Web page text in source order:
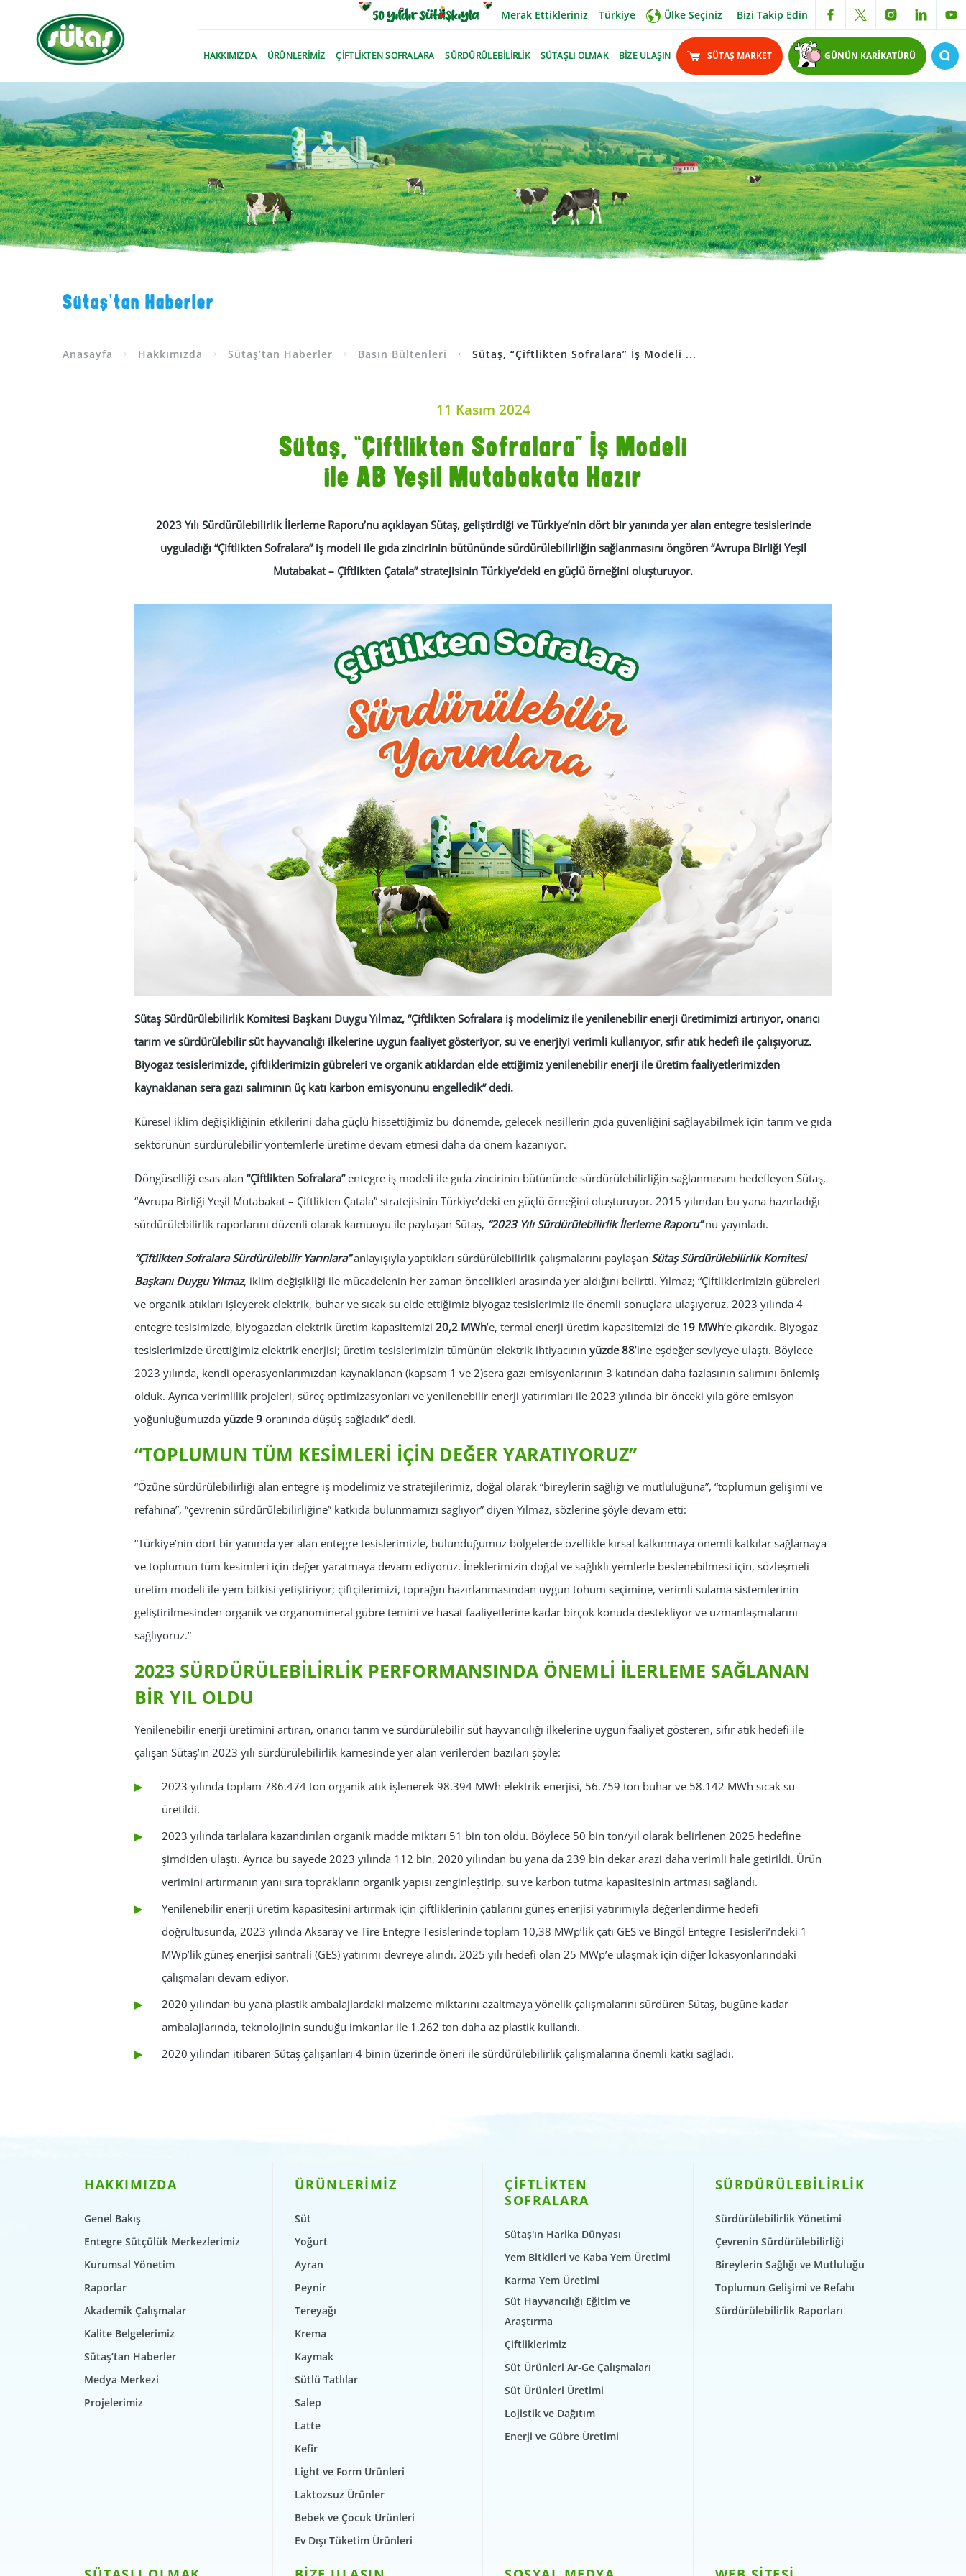
Merak Ettikleriniz Türkiye Ülke Seçiniz Bizi Takip Edin
HAKKIMIZDA ÜRÜNLERİMİZ ÇİFTLİKTEN SOFRALARA SÜRDÜRÜLEBİLİRLİK SÜTAŞLI OLMAK BİZE ULAŞIN SÜTAŞ MARKET GÜNÜN KARİKATÜRÜ
Sütaş'tan Haberler
Anasayfa Hakkımızda Sütaş’tan Haberler Basın Bültenleri Sütaş, “Çiftlikten Sofralara” İş Modeli ...
11 Kasım 2024
Sütaş, “Çiftlikten Sofralara” İş Modeli
ile AB Yeşil Mutabakata Hazır
2023 Yılı Sürdürülebilirlik İlerleme Raporu’nu açıklayan Sütaş, geliştirdiği ve Türkiye’nin dört bir yanında yer alan entegre tesislerinde
uyguladığı “Çiftlikten Sofralara” iş modeli ile gıda zincirinin bütününde sürdürülebilirliğin sağlanmasını öngören “Avrupa Birliği Yeşil
Mutabakat – Çiftlikten Çatala” stratejisinin Türkiye’deki en güçlü örneğini oluşturuyor.
Sütaş Sürdürülebilirlik Komitesi Başkanı Duygu Yılmaz, “Çiftlikten Sofralara iş modelimiz ile yenilenebilir enerji üretimimizi artırıyor, onarıcı
tarım ve sürdürülebilir süt hayvancılığı ilkelerine uygun faaliyet gösteriyor, su ve enerjiyi verimli kullanıyor, sıfır atık hedefi ile çalışıyoruz.
Biyogaz tesislerimizde, çiftliklerimizin gübreleri ve organik atıklardan elde ettiğimiz yenilenebilir enerji ile üretim faaliyetlerimizden
kaynaklanan sera gazı salımının üç katı karbon emisyonunu engelledik” dedi.
Küresel iklim değişikliğinin etkilerini daha güçlü hissettiğimiz bu dönemde, gelecek nesillerin gıda güvenliğini sağlayabilmek için tarım ve gıda
sektörünün sürdürülebilir yöntemlerle üretime devam etmesi daha da önem kazanıyor.
Döngüselliği esas alan “Çiftlikten Sofralara”entegre iş modeli ile gıda zincirinin bütününde sürdürülebilirliğin sağlanmasını hedefleyen Sütaş,
“Avrupa Birliği Yeşil Mutabakat – Çiftlikten Çatala” stratejisinin Türkiye’deki en güçlü örneğini oluşturuyor. 2015 yılından bu yana hazırladığı
sürdürülebilirlik raporlarını düzenli olarak kamuoyu ile paylaşan Sütaş, “2023 Yılı Sürdürülebilirlik İlerleme Raporu”nu yayınladı.
“Çiftlikten Sofralara Sürdürülebilir Yarınlara”anlayışıyla yaptıkları sürdürülebilirlik çalışmalarını paylaşan Sütaş Sürdürülebilirlik Komitesi
Başkanı Duygu Yılmaz, iklim değişikliği ile mücadelenin her zaman öncelikleri arasında yer aldığını belirtti. Yılmaz; “Çiftliklerimizin gübreleri
ve organik atıkları işleyerek elektrik, buhar ve sıcak su elde ettiğimiz biyogaz tesislerimiz ile önemli sonuçlara ulaşıyoruz. 2023 yılında 4
entegre tesisimizde, biyogazdan elektrik üretim kapasitemizi 20,2 MWh’e, termal enerji üretim kapasitemizi de 19 MWh’e çıkardık. Biyogaz
tesislerimizde ürettiğimiz elektrik enerjisi; üretim tesislerimizin tümünün elektrik ihtiyacının yüzde 88’ine eşdeğer seviyeye ulaştı. Böylece
2023 yılında, kendi operasyonlarımızdan kaynaklanan (kapsam 1 ve 2)sera gazı emisyonlarının 3 katından daha fazlasının salımını önlemiş
olduk. Ayrıca verimlilik projeleri, süreç optimizasyonları ve yenilenebilir enerji yatırımları ile 2023 yılında bir önceki yıla göre emisyon
yoğunluğumuzda yüzde 9 oranında düşüş sağladık” dedi.
“TOPLUMUN TÜM KESİMLERİ İÇİN DEĞER YARATIYORUZ”
“Özüne sürdürülebilirliği alan entegre iş modelimiz ve stratejilerimiz, doğal olarak “bireylerin sağlığı ve mutluluğuna”, “toplumun gelişimi ve
refahına”, “çevrenin sürdürülebilirliğine” katkıda bulunmamızı sağlıyor” diyen Yılmaz, sözlerine şöyle devam etti:
“Türkiye’nin dört bir yanında yer alan entegre tesislerimizle, bulunduğumuz bölgelerde özellikle kırsal kalkınmaya önemli katkılar sağlamaya
ve toplumun tüm kesimleri için değer yaratmaya devam ediyoruz. İneklerimizin doğal ve sağlıklı yemlerle beslenebilmesi için, sözleşmeli
üretim modeli ile yem bitkisi yetiştiriyor; çiftçilerimizi, toprağın hazırlanmasından uygun tohum seçimine, verimli sulama sistemlerinin
geliştirilmesinden organik ve organomineral gübre temini ve hasat faaliyetlerine kadar birçok konuda destekliyor ve uzmanlaşmalarını
sağlıyoruz.”
2023 SÜRDÜRÜLEBİLİRLİK PERFORMANSINDA ÖNEMLİ İLERLEME SAĞLANAN
BİR YIL OLDU
Yenilenebilir enerji üretimini artıran, onarıcı tarım ve sürdürülebilir süt hayvancılığı ilkelerine uygun faaliyet gösteren, sıfır atık hedefi ile
çalışan Sütaş’ın 2023 yılı sürdürülebilirlik karnesinde yer alan verilerden bazıları şöyle:
2023 yılında toplam 786.474 ton organik atık işlenerek 98.394 MWh elektrik enerjisi, 56.759 ton buhar ve 58.142 MWh sıcak su
üretildi.
2023 yılında tarlalara kazandırılan organik madde miktarı 51 bin ton oldu. Böylece 50 bin ton/yıl olarak belirlenen 2025 hedefine
şimdiden ulaştı. Ayrıca bu sayede 2023 yılında 112 bin, 2020 yılından bu yana da 239 bin dekar arazi daha verimli hale getirildi. Ürün
verimini artırmanın yanı sıra toprakların organik yapısı zenginleştirip, su ve karbon tutma kapasitesinin artması sağlandı.
Yenilenebilir enerji üretim kapasitesini artırmak için çiftliklerinin çatılarını güneş enerjisi yatırımıyla değerlendirme hedefi
doğrultusunda, 2023 yılında Aksaray ve Tire Entegre Tesislerinde toplam 10,38 MWp’lik çatı GES ve Bingöl Entegre Tesisleri’ndeki 1
MWp’lik güneş enerjisi santrali (GES) yatırımı devreye alındı. 2025 yılı hedefi olan 25 MWp’e ulaşmak için diğer lokasyonlarındaki
çalışmaları devam ediyor.
2020 yılından bu yana plastik ambalajlardaki malzeme miktarını azaltmaya yönelik çalışmalarını sürdüren Sütaş, bugüne kadar
ambalajlarında, teknolojinin sunduğu imkanlar ile 1.262 ton daha az plastik kullandı.
2020 yılından itibaren Sütaş çalışanları 4 binin üzerinde öneri ile sürdürülebilirlik çalışmalarına önemli katkı sağladı.
HAKKIMIZDA
Genel Bakış
Entegre Sütçülük Merkezlerimiz
Kurumsal Yönetim
Raporlar
Akademik Çalışmalar
Kalite Belgelerimiz
Sütaş’tan Haberler
Medya Merkezi
Projelerimiz
ÜRÜNLERİMİZ
Süt
Yoğurt
Ayran
Peynir
Tereyağı
Krema
Kaymak
Sütlü Tatlılar
Salep
Latte
Kefir
Light ve Form Ürünleri
Laktozsuz Ürünler
Bebek ve Çocuk Ürünleri
Ev Dışı Tüketim Ürünleri
ÇİFTLİKTEN
SOFRALARA
Sütaş'ın Harika Dünyası
Yem Bitkileri ve Kaba Yem Üretimi
Karma Yem Üretimi
Süt Hayvancılığı Eğitim ve
Araştırma
Çiftliklerimiz
Süt Ürünleri Ar-Ge Çalışmaları
Süt Ürünleri Üretimi
Lojistik ve Dağıtım
Enerji ve Gübre Üretimi
SÜRDÜRÜLEBİLİRLİK
Sürdürülebilirlik Yönetimi
Çevrenin Sürdürülebilirliği
Bireylerin Sağlığı ve Mutluluğu
Toplumun Gelişimi ve Refahı
Sürdürülebilirlik Raporları